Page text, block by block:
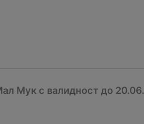
Мук с валидност до 20.06.